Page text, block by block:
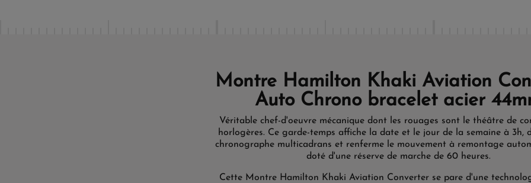
Montre Hamilton Khaki Aviation
Auto Chrono bracelet acier
Véritable chef-d'oeuvre mécanique dont les rouages sont le théâtre de
horlogères. Ce garde-temps affiche la date et le jour de la semaine à 3h,
chronographe multicadrans et renferme le mouvement à remontage
doté d'une réserve de marche de 60 heures.
Cette Montre Hamilton Khaki Aviation Converter se pare d'une